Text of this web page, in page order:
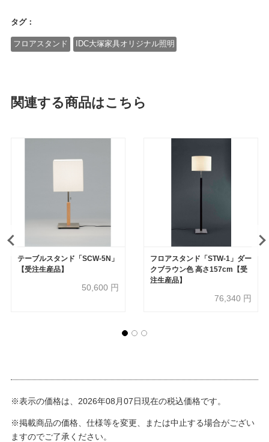
タグ：
フロアスタンド IDC大塚家具オリジナル照明
関連する商品はこちら
テーブルスタンド「SCW-5N」
【受注生産品】
50,600 円
フロアスタンド「STW-1」ダー
クブラウン色 高さ157cm【受
注生産品】
76,340 円
※表示の価格は、2026年08月07日現在の税込価格です。
※掲載商品の価格、仕様等を変更、または中止する場合がござい
ますのでご了承ください。